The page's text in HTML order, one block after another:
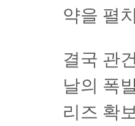
약을 펼
결국 관
날의 폭
리즈 확